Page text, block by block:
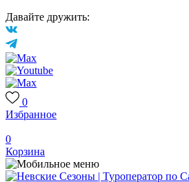
Давайте дружить:
0
Избранное
0
Корзина